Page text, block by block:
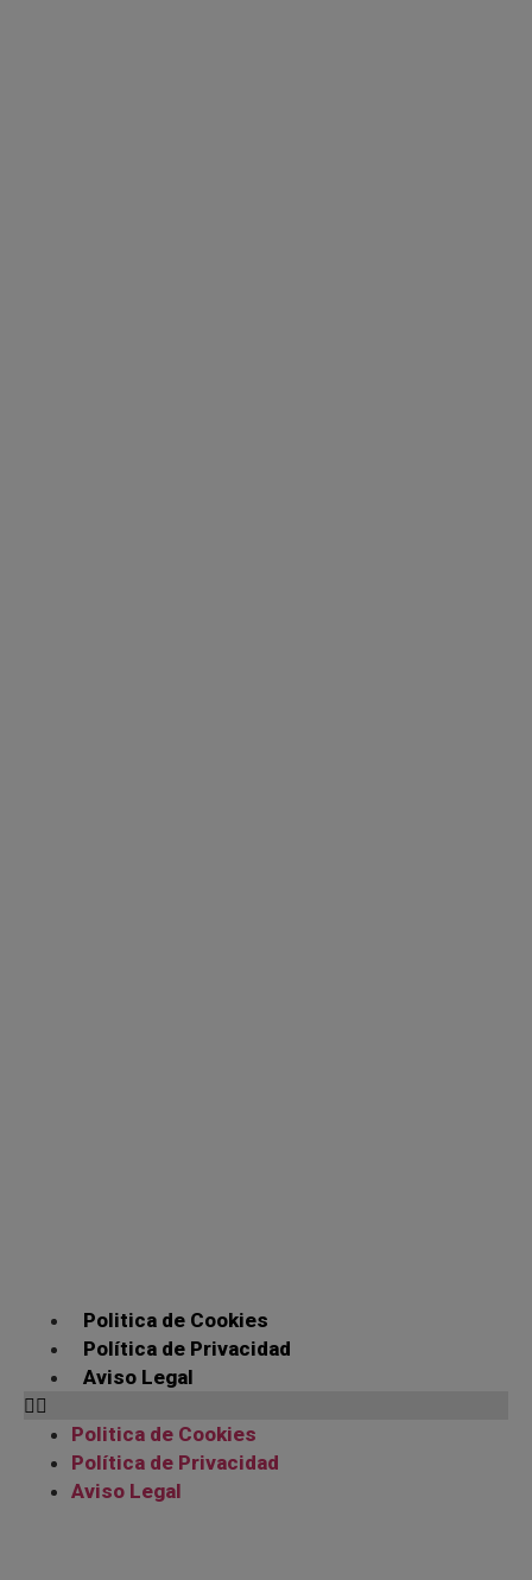
Politica de Cookies
Política de Privacidad
Aviso Legal
Politica de Cookies
Política de Privacidad
Aviso Legal